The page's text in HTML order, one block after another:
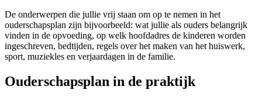
De onderwerpen die jullie vrij staan om op te nemen in het
ouderschapsplan zijn bijvoorbeeld: wat jullie als ouders belangrijk
vinden in de opvoeding, op welk hoofdadres de kinderen worden
ingeschreven, bedtijden, regels over het maken van het huiswerk,
sport, muziekles en verjaardagen in de familie.
Ouderschapsplan in de praktijk